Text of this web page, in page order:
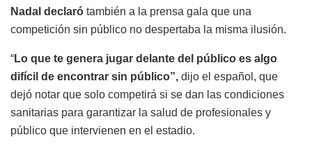
Nadal declaró también a la prensa gala que una
competición sin público no despertaba la misma ilusión.
“Lo que te genera jugar delante del público es algo
difícil de encontrar sin público”, dijo el español, que
dejó notar que solo competirá si se dan las condiciones
sanitarias para garantizar la salud de profesionales y
público que intervienen en el estadio.